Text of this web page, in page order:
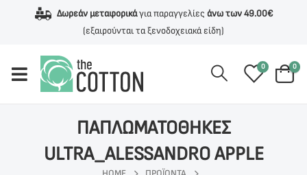
Δωρεάν μεταφορικάγια παραγγελίες άνω των 49.00€
(εξαιρούνται τα ξενοδοχειακά είδη)
0 0
ΠΑΠΛΩΜΑΤΟΘΗΚΕΣ
ULTRA_ALESSANDRO APPLE